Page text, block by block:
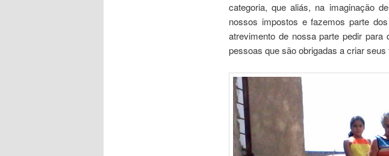
categoria, que aliás, na imaginação
nossos impostos e fazemos parte
atrevimento de nossa parte pedir
pessoas que são obrigadas a criar